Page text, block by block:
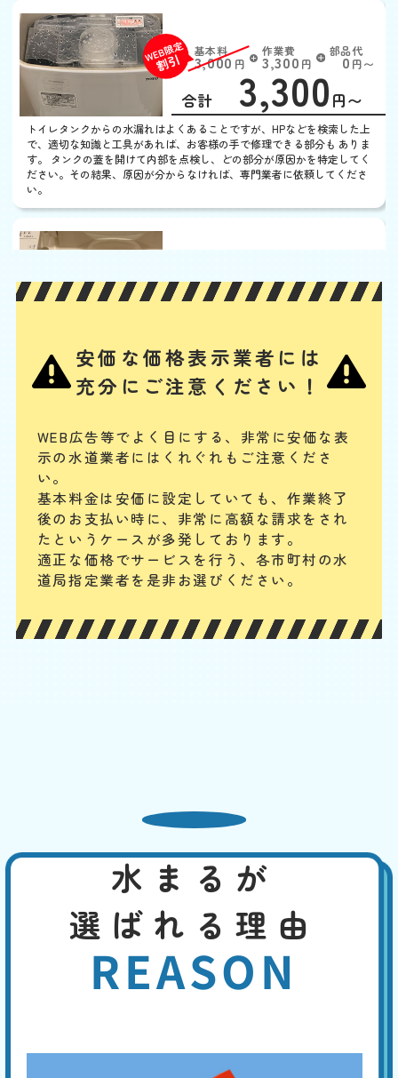
基本料
3,000 円 W
EB
限
定
割
引
作業費
3,300 円
部品代
0円〜
合計 3,300 円〜
トイレタンクからの水漏れはよくあることですが、HPなどを検索した上
で、適切な知識と工具があれば、お客様の手で修理できる部分も ありま
す。 タンクの蓋を開けて内部を点検し、どの部分が原因かを特定してく
ださい。その結果、原因が分からなければ、専門業者に依頼してくださ
い。
基本料
3,000 W
定
割
引
作業費
3,300
部品代
0
合計 3,300
ノズルや内部のバルブユニットの汚れ・劣化、給水ホースの緩みや劣
化、給水フィルターのつまり、水抜き栓の劣化などが、主な水漏れの原
配管やパイプから水漏れ
基本料
3,000 円 W
EB
限
定
割
引
作業費
3,850 円
部品代
0
合計 3,850
配管継ぎ目のナット緩みや配管内パッキンの劣化などが原因の場合が多
いです。パイプの破損や分かりにくい細かなひび割れの場合もあります
ます。
使用するなどで、対策できます。先ずは、どこから水漏れしているかを
トイレの水がとまらない
基本料
3,000 円 W
EB
限
定
割
作業費
2,200円
合計 2,200
便器や手洗い管の水が流れっぱなしの場合は、トイレタンク内の機器の
い。
安価な価格表示業者には
充分にご注意ください！
WEB広告等でよく目にする、非常に安価な表
示の水道業者にはくれぐれもご注意くださ
い。
基本料金は安価に設定していても、作業終了
後のお支払い時に、 非常に高額な請求をされ
たというケースが多発しております。
適正な価格でサービスを行う、各市町村の水
道局指定業者を是非お選びください。
水まるが
選ばれる理由
REASON